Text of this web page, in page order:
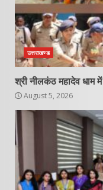
उत्तराखण्ड
श्री नीलकंठ महादेव धाम
August 5, 2026